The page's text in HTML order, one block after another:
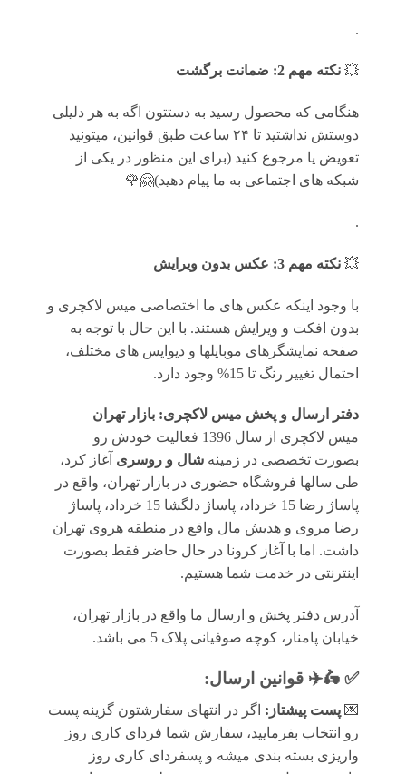
.
💥 نکته مهم 2: ضمانت برگشت
هنگامی که محصول رسید به دستتون اگه به هر دلیلی
دوستش نداشتید تا ۲۴ ساعت طبق قوانین، میتونید
تعویض یا مرجوع کنید (برای این منظور در یکی از
شبکه های اجتماعی به ما پیام دهید)🤗🌹
.
💥 نکته مهم 3: عکس بدون ویرایش
با وجود اینکه عکس های ما اختصاصی میس لاکچری و
بدون افکت و ویرایش هستند. با این حال با توجه به
صفحه نمایشگرهای موبایلها و دیوایس های مختلف،
احتمال تغییر رنگ تا 15% وجود دارد.
دفتر ارسال و پخش میس لاکچری: بازار تهران
میس لاکچری از سال 1396 فعالیت خودش رو
بصورت تخصصی در زمینه شال و روسری آغاز کرد،
طی سالها فروشگاه حضوری در بازار تهران، واقع در
پاساژ رضا 15 خرداد، پاساژ دلگشا 15 خرداد، پاساژ
رضا مروی و هدیش مال واقع در منطقه هروی تهران
داشت. اما با آغاز کرونا در حال حاضر فقط بصورت
اینترنتی در خدمت شما هستیم.
آدرس دفتر پخش و ارسال ما واقع در بازار تهران،
خیابان پامنار، کوچه صوفیانی پلاک 5 می باشد.
✅ 🛵✈️ قوانين ارسال:
💌 پست پیشتاز: اگر در انتهای سفارشتون گزینه پست
رو انتخاب بفرمایید، سفارش شما فردای کاری روز
واریزی بسته بندی میشه و پسفردای کاری روز